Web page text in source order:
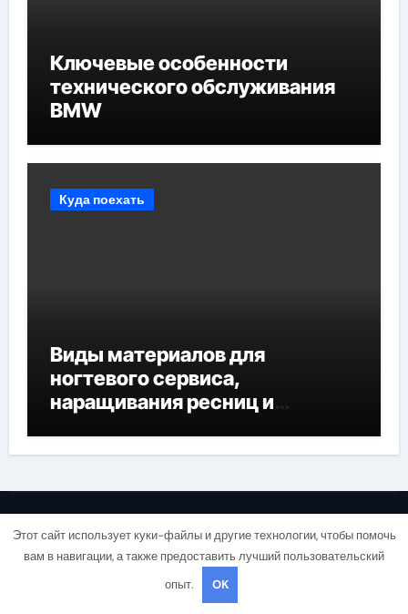
Ключевые особенности
технического обслуживания
BMW
Куда поехать
Виды материалов для
ногтевого сервиса,
наращивания ресниц и
Новый Гараж
МоторВечность
Этот сайт использует куки-файлы и другие технологии, чтобы помочь
вам в навигации, а также предоставить лучший пользовательский
опыт.
OK